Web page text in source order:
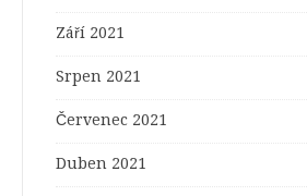
Září 2021
Srpen 2021
Červenec 2021
Duben 2021